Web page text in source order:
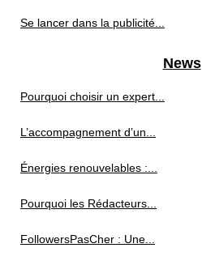
Se lancer dans la publicité...
News
Pourquoi choisir un expert...
L’accompagnement d’un...
Énergies renouvelables :...
Pourquoi les Rédacteurs...
FollowersPasCher : Une...